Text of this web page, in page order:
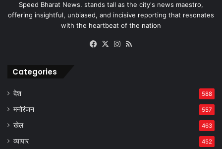
Speed Bharat News. stands tall as the city's news maestro,
offering insightful, unbiased, and incisive reporting that resonates
with the heartbeat of the nation
Facebook
X Instagram
Categories
देश 588
मनोरंजन 557
खेल 463
व्यापार 452